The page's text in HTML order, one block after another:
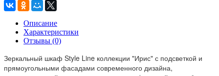
Описание
Характеристики
Отзывы (0)
Зеркальный шкаф Style Line коллекции "Ирис" с подсветкой и
прямоугольными фасадами современного дизайна,